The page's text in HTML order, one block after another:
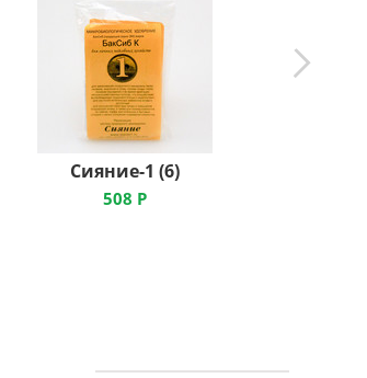
Сияние-1 (6)
508 Р